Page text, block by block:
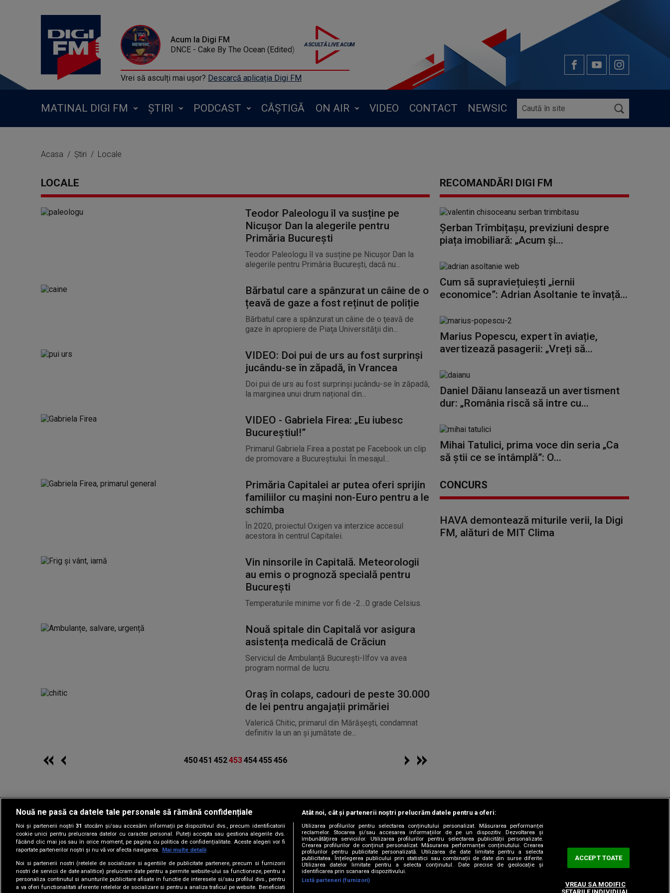
Acum la Digi FM
DNCE - Cake By The Ocean (Edited)
Vrei să asculți mai ușor? Descarcă aplicația Digi FM
MATINAL DIGI FM ȘTIRI PODCAST CÂȘTIGĂ ON AIR VIDEO CONTACT NEWSIC
Acasa Știri Locale
LOCALE
Teodor Paleologu îl va susține pe
Nicușor Dan la alegerile pentru
Primăria București
Teodor Paleologu îl va susține pe Nicușor Dan la
alegerile pentru Primăria București, dacă nu...
Bărbatul care a spânzurat un câine de o
țeavă de gaze a fost reținut de poliție
Bărbatul care a spânzurat un câine de o ţeavă de
gaze în apropiere de Piaţa Universităţii din...
VIDEO: Doi pui de urs au fost surprinși
jucându-se în zăpadă, în Vrancea
Doi pui de urs au fost surprinși jucându-se în zăpadă,
la marginea unui drum național din...
VIDEO - Gabriela Firea: „Eu iubesc
Bucureştiul!”
Primarul Gabriela Firea a postat pe Facebook un clip
de promovare a Bucureştiului. În mesajul...
Primăria Capitalei ar putea oferi sprijin
familiilor cu mașini non-Euro pentru a le
schimba
În 2020, proiectul Oxigen va interzice accesul
acestora în centrul Capitalei.
Vin ninsorile în Capitală. Meteorologii
au emis o prognoză specială pentru
București
Temperaturile minime vor fi de -2…0 grade Celsius.
Nouă spitale din Capitală vor asigura
asistența medicală de Crăciun
Serviciul de Ambulanță București-Ilfov va avea
program normal de lucru.
Oraș în colaps, cadouri de peste 30.000
de lei pentru angajații primăriei
Valerică Chitic, primarul din Mărăşeşti, condamnat
definitiv la un an şi jumătate de...
450451 452453454455 456
RECOMANDĂRI DIGI FM
Șerban Trîmbițașu, previziuni despre
piața imobiliară: „Acum și...
Cum să supraviețuiești „iernii
economice”: Adrian Asoltanie te învață...
Marius Popescu, expert în aviație,
avertizează pasagerii: „Vreți să...
Daniel Dăianu lansează un avertisment
dur: „România riscă să intre cu...
Mihai Tatulici, prima voce din seria „Ca
să știi ce se întâmplă”: O...
CONCURS
HAVA demontează miturile verii, la Digi
FM, alături de MIT Clima
Copyright © 2026 / DIGI ROMANIA S.A.
Gestionați preferințele|Termeni și condiții |Politica de confidențialitate|Contact/Info| Codul etic|Sitemap
Urmărește-ne și pe
Nouă ne pasă ca datele tale personale să rămână confidențiale
Noi și partenerii noștri31 stocăm și/sau accesăm informații pe dispozitivul dvs., precum identificatorii
cookie unici pentru prelucrarea datelor cu caracter personal. Puteți accepta sau gestiona alegerile dvs.
făcând clic mai jos sau în orice moment, pe pagina cu politica de confidențialitate. Aceste alegeri vor fi
raportate partenerilor noștri și nu vă vor afecta navigarea. Mai multe detalii
Noi si partenerii nostri (retelele de socializare si agentiile de publicitate partenere, precum si furnizorii
nostri de servicii de date analitice) prelucram date pentru a permite website-ului sa functioneze, pentru a
personaliza continutul si anunturile publicitare afisate in functie de interesele si/sau profilul dvs., pentru
a va oferi functionalitati aferente retelelor de socializare si pentru a analiza traficul pe website. Beneficiati
Atât noi, cât și partenerii noștri prelucrăm datele pentru a oferi:
Utilizarea profilurilor pentru selectarea conținutului personalizat. Măsurarea performanței
reclamelor. Stocarea și/sau accesarea informațiilor de pe un dispozitiv. Dezvoltarea și
îmbunătățirea serviciilor. Utilizarea profilurilor pentru selectarea publicității personalizate.
Crearea profilurilor de conținut personalizat. Măsurarea performanței conținutului. Crearea
profilurilor pentru publicitate personalizată. Utilizarea de date limitate pentru a selecta
publicitatea. Înțelegerea publicului prin statistici sau combinații de date din surse diferite.
Utilizarea datelor limitate pentru a selecta conținutul. Date precise de geolocație și
identificarea prin scanarea dispozitivului.
Listă parteneri (furnizori)
ACCEPT TOATE
VREAU SA MODIFIC